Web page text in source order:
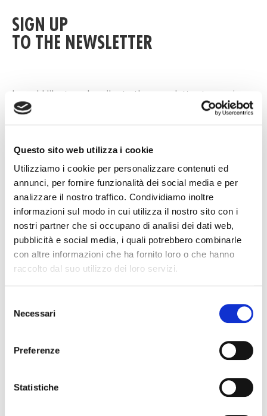
Questo sito web utilizza i cookie
Utilizziamo i cookie per personalizzare contenuti ed
annunci, per fornire funzionalità dei social media e per
analizzare il nostro traffico. Condividiamo inoltre
informazioni sul modo in cui utilizza il nostro sito con i
nostri partner che si occupano di analisi dei dati web,
pubblicità e social media, i quali potrebbero combinarle
con altre informazioni che ha fornito loro o che hanno
raccolto dal suo utilizzo dei loro servizi.
delNecessari
Preferenze
Statistiche
SIGN UP
TO THE NEWSLETTER
I would like to subscribe to the newsletter to receive
all the updated information on Original Birth's
activities regarding fairs, events, products, news.
Email